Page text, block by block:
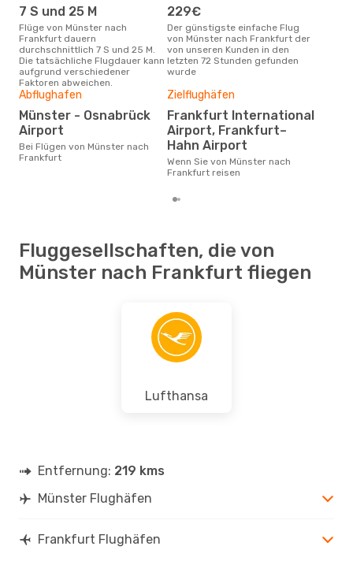
7 S und 25 M
Flüge von Münster nach
Frankfurt dauern
durchschnittlich 7 S und 25 M.
Die tatsächliche Flugdauer kann
aufgrund verschiedener
Faktoren abweichen.
229€
Der günstigste einfache Flug
von Münster nach Frankfurt der
von unseren Kunden in den
letzten 72 Stunden gefunden
wurde
Abflughafen
Münster - Osnabrück
Airport
Bei Flügen von Münster nach
Frankfurt
Zielflughäfen
Frankfurt International
Airport, Frankfurt–
Hahn Airport
Wenn Sie von Münster nach
Frankfurt reisen
Fluggesellschaften, die von
Münster nach Frankfurt fliegen
Lufthansa
Entfernung: 219 kms
Münster Flughäfen
Frankfurt Flughäfen